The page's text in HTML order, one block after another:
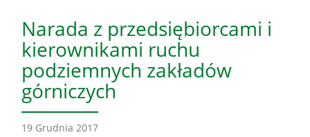
Narada z przedsiębiorcami i
kierownikami ruchu
podziemnych zakładów
górniczych
19 Grudnia 2017